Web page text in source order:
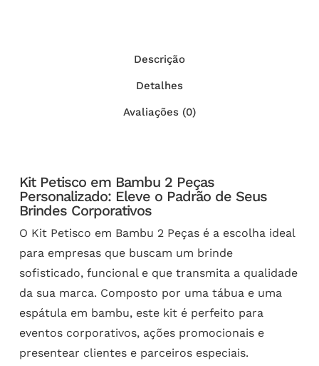
Descrição
Detalhes
Avaliações (0)
Kit Petisco em Bambu 2 Peças
Personalizado: Eleve o Padrão de Seus
Brindes Corporativos
O Kit Petisco em Bambu 2 Peças é a escolha ideal
para empresas que buscam um brinde
sofisticado, funcional e que transmita a qualidade
da sua marca. Composto por uma tábua e uma
espátula em bambu, este kit é perfeito para
eventos corporativos, ações promocionais e
presentear clientes e parceiros especiais.